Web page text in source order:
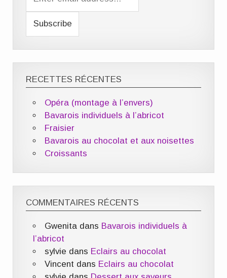
RECETTES RÉCENTES
Opéra (montage à l’envers)
Bavarois individuels à l’abricot
Fraisier
Bavarois au chocolat et aux noisettes
Croissants
COMMENTAIRES RÉCENTS
Gwenita dans Bavarois individuels à
l’abricot
sylvie dans Eclairs au chocolat
Vincent dans Eclairs au chocolat